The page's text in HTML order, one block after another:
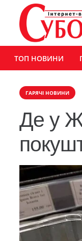
ТОП НОВИНИ
ГАРЯЧІ НОВИНИ
Де у